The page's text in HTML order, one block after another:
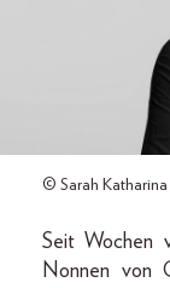
© Sarah
Seit Wochen
Nonnen von